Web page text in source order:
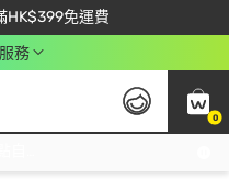
HK$399免運費
盡享獨家優惠
入 NEWAPP 即減$50
務
0